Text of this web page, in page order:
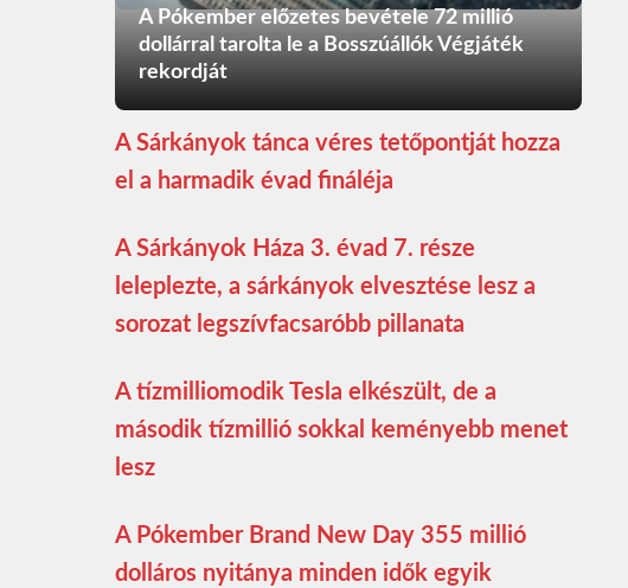
A Pókember előzetes bevétele 72 millió
dollárral tarolta le a Bosszúállók Végjáték
rekordját
A Sárkányok tánca véres tetőpontját hozza
el a harmadik évad fináléja
A Sárkányok Háza 3. évad 7. része
leleplezte, a sárkányok elvesztése lesz a
sorozat legszívfacsaróbb pillanata
A tízmilliomodik Tesla elkészült, de a
második tízmillió sokkal keményebb menet
lesz
A Pókember Brand New Day 355 millió
dolláros nyitánya minden idők egyik